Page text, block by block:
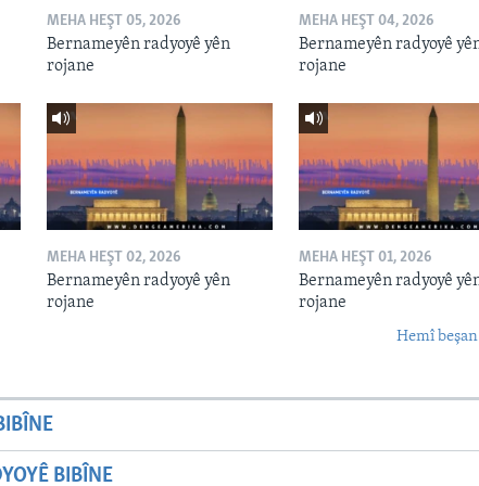
MEHA HEŞT 05, 2026
Bernameyên radyoyê yên
rojane
MEHA HEŞT 04, 2026
Bernameyên radyoyê
rojane
MEHA HEŞT 02, 2026
Bernameyên radyoyê yên
rojane
MEHA HEŞT 01, 2026
Bernameyên radyoyê
rojane
Hemî
BIBÎNE